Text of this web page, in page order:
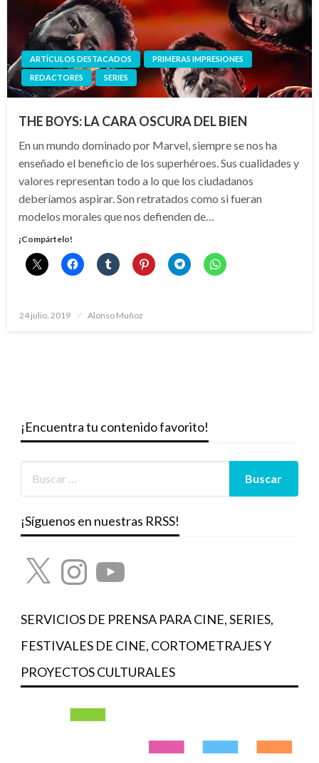
ARTÍCULOS DESTACADOS
PRIMERAS IMPRESIONES
REDACTORES
SERIES
THE BOYS: LA CARA OSCURA DEL BIEN
En un mundo dominado por Marvel, siempre se nos ha
enseñado el beneficio de los superhéroes. Sus cualidades y
valores representan todo a lo que los ciudadanos
deberíamos aspirar. Son retratados como si fueran
modelos morales que nos defienden de…
¡Compártelo!
Publicado
24 julio, 2019 Alonso Muñoz
¡Encuentra tu contenido favorito!
¡Síguenos en nuestras RRSS!
X InstagramYouTube
SERVICIOS DE PRENSA PARA CINE, SERIES,
FESTIVALES DE CINE, CORTOMETRAJES Y
PROYECTOS CULTURALES